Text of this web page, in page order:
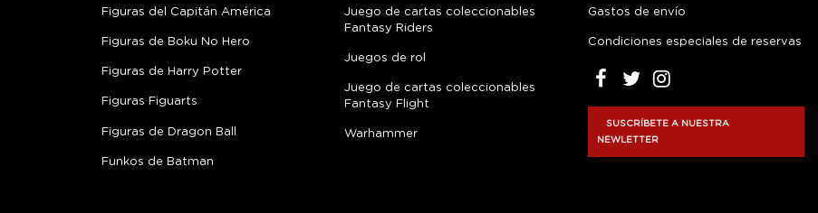
Figuras del Capitán América
Figuras de Boku No Hero
Figuras de Harry Potter
Figuras Figuarts
Figuras de Dragon Ball
Funkos de Batman
Juego de cartas coleccionables
Fantasy Riders
Juegos de rol
Juego de cartas coleccionables
Fantasy Flight
Warhammer
Gastos de envío
Condiciones especiales de reservas
SUSCRÍBETE A NUESTRA
NEWLETTER